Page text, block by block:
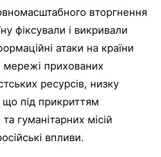
вторгнення
фіксували і викривали
атаки на країни
мережі прихованих
ресурсів, низку
що під прикриттям
гуманітарних місій
впливи.